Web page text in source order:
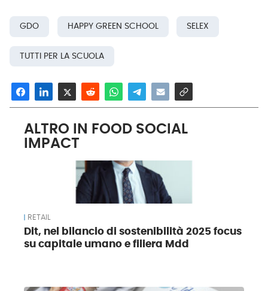
GDO HAPPY GREEN SCHOOL SELEX
TUTTI PER LA SCUOLA
ALTRO IN FOOD SOCIAL
IMPACT
RETAIL
Dit, nel bilancio di sostenibilità 2025 focus
su capitale umano e filiera Mdd